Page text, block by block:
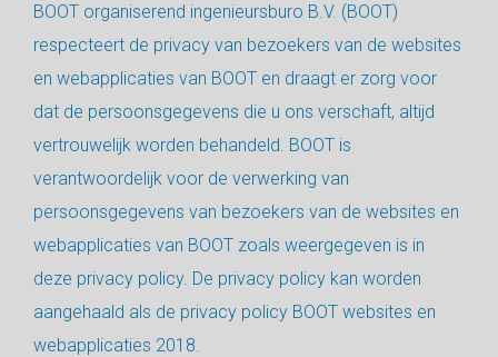
BOOT organiserend ingenieursburo B.V. (BOOT)
respecteert de privacy van bezoekers van de websites
en webapplicaties van BOOT en draagt er zorg voor
dat de persoonsgegevens die u ons verschaft, altijd
vertrouwelijk worden behandeld. BOOT is
verantwoordelijk voor de verwerking van
persoonsgegevens van bezoekers van de websites en
webapplicaties van BOOT zoals weergegeven is in
deze privacy policy. De privacy policy kan worden
aangehaald als de privacy policy BOOT websites en
webapplicaties 2018.